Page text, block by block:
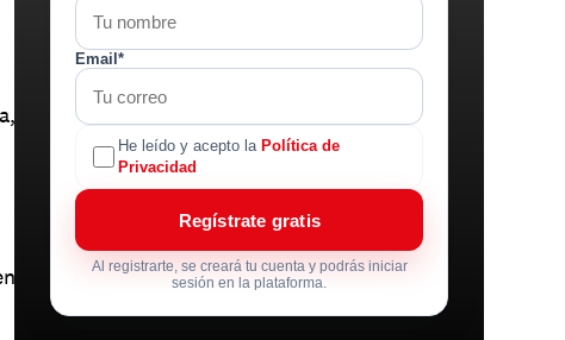
Email*
He leído y acepto la Política de
Privacidad
Regístrate gratis
Al registrarte, se creará tu cuenta y podrás iniciar
sesión en la plataforma.